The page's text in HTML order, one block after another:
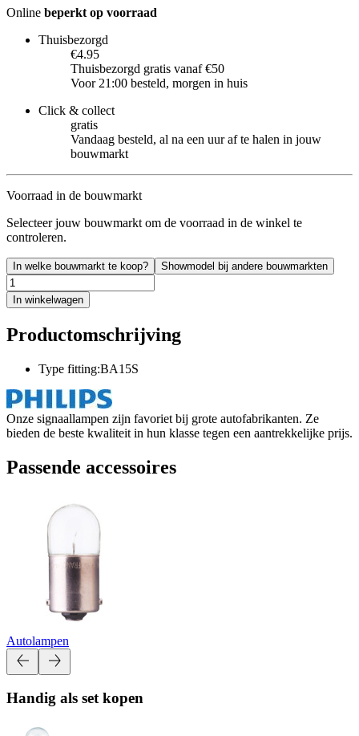
Online beperkt op voorraad
Thuisbezorgd
€4.95
Thuisbezorgd gratis vanaf €50
Voor 21:00 besteld, morgen in huis
Click & collect
gratis
Vandaag besteld, al na een uur af te halen in jouw
bouwmarkt
Voorraad in de bouwmarkt
Selecteer jouw bouwmarkt om de voorraad in de winkel te
controleren.
In welke bouwmarkt te koop? Showmodel bij andere bouwmarkten
In winkelwagen
Productomschrijving
Type fitting:BA15S
Onze signaallampen zijn favoriet bij grote autofabrikanten. Ze
bieden de beste kwaliteit in hun klasse tegen een aantrekkelijke prijs.
Passende accessoires
Autolampen
Handig als set kopen